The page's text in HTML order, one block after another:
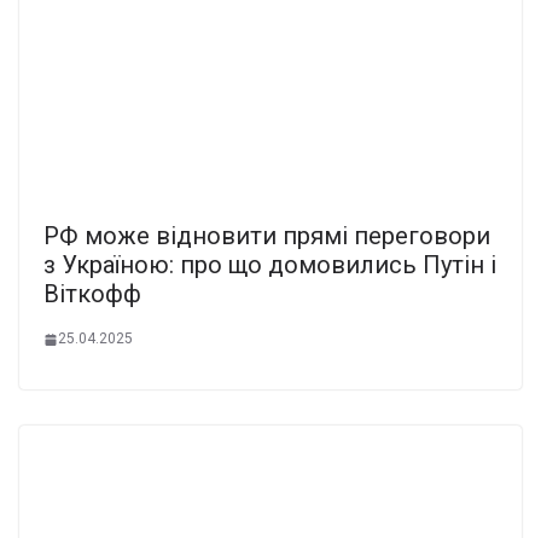
РФ може відновити прямі переговори
з Україною: про що домовились Путін і
Віткофф
25.04.2025